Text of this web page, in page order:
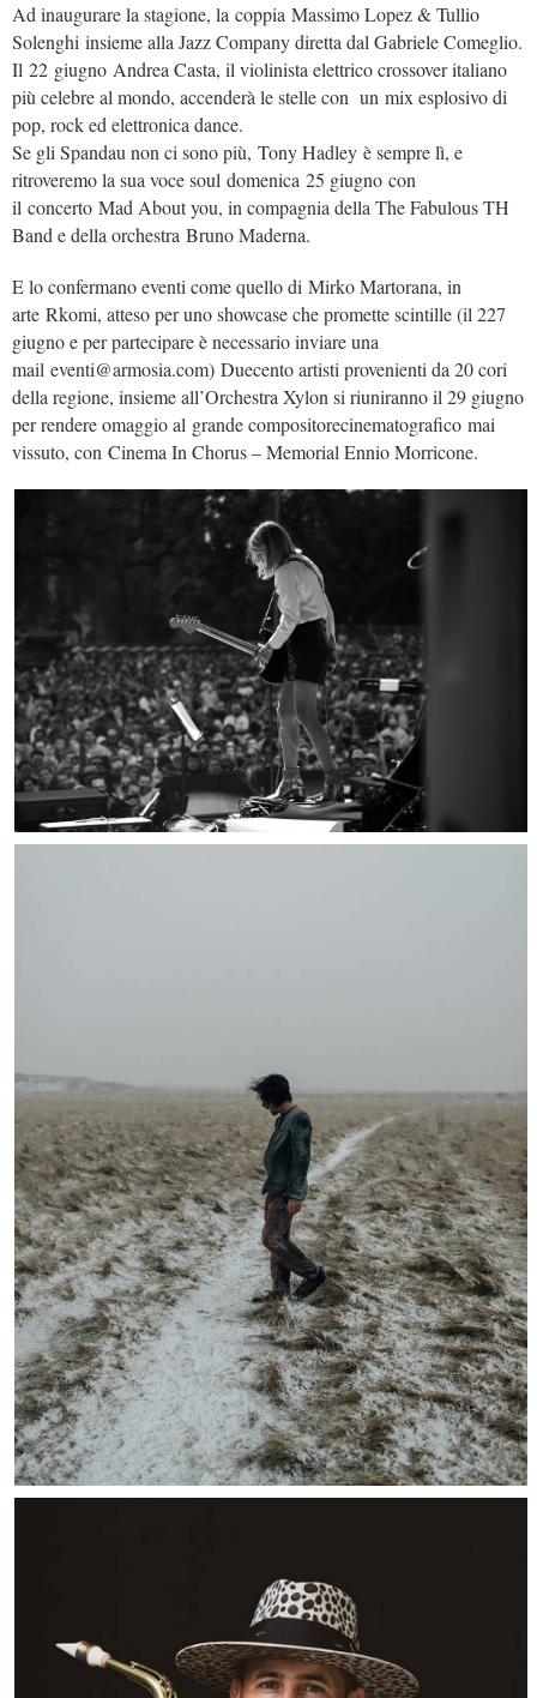
Ad inaugurare la stagione, la coppia Massimo Lopez & Tullio
Solenghi insieme alla Jazz Company diretta dal Gabriele Comeglio.
Il 22 giugno Andrea Casta, il violinista elettrico crossover italiano
più celebre al mondo, accenderà le stelle con un mix esplosivo di
pop, rock ed elettronica dance.
Se gli Spandau non ci sono più, Tony Hadley è sempre lì, e
ritroveremo la sua voce soul domenica 25 giugno con
il concerto Mad About you, in compagnia della The Fabulous TH
Band e della orchestra Bruno Maderna.
E lo confermano eventi come quello di Mirko Martorana, in
arte Rkomi, atteso per uno showcase che promette scintille (il 227
giugno e per partecipare è necessario inviare una
mail eventi@armosia.com) Duecento artisti provenienti da 20 cori
della regione, insieme all’Orchestra Xylon si riuniranno il 29 giugno
per rendere omaggio al grande compositorecinematografico mai
vissuto, con Cinema In Chorus – Memorial Ennio Morricone.